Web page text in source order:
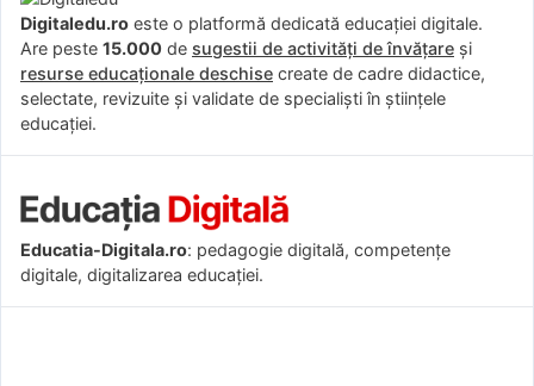
Digitaledu.ro este o platformă dedicată educației digitale.
Are peste 15.000 de sugestii de activități de învățare și
resurse educaționale deschise create de cadre didactice,
selectate, revizuite și validate de specialiști în științele
educației.
Educatia-Digitala.ro: pedagogie digitală, competențe
digitale, digitalizarea educației.